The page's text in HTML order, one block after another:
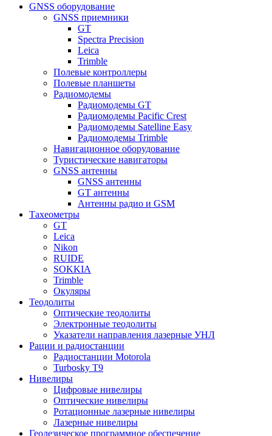
GNSS оборудование
GNSS приемники
GT
Spectra Precision
Leica
Trimble
Полевые контроллеры
Полевые планшеты
Радиомодемы
Радиомодемы GT
Радиомодемы Pacific Crest
Радиомодемы Satelline Easy
Радиомодемы Trimble
Навигационное оборудование
Туристические навигаторы
GNSS антенны
GNSS антенны
GT антенны
Антенны радио и GSM
Тахеометры
GT
Leica
Nikon
RUIDE
SOKKIA
Trimble
Окуляры
Теодолиты
Оптические теодолиты
Электронные теодолиты
Указатели направления лазерные УНЛ
Рации и радиостанции
Радиостанции Motorola
Turbosky T9
Нивелиры
Цифровые нивелиры
Оптические нивелиры
Ротационные лазерные нивелиры
Лазерные нивелиры
Геодезическое программное обеспечение